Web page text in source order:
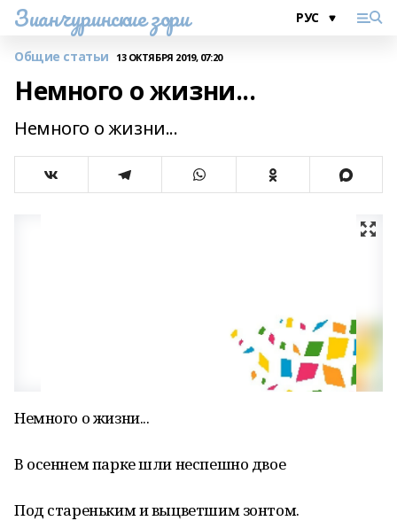
Зианчуринские зори
Общие статьи 13 ОКТЯБРЯ 2019, 07:20
Немного о жизни...
Немного о жизни...
Немного о жизни...
В осеннем парке шли неспешно двое
Под стареньким и выцветшим зонтом.